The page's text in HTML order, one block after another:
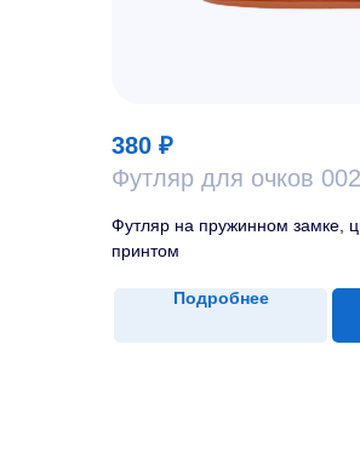
380 ₽
Футляр для очков
Футляр на пружинном замке,
принтом
Подробнее